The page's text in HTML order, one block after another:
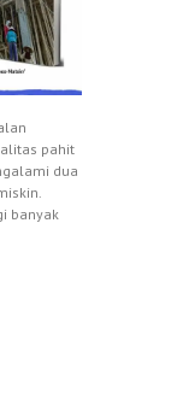
pahit
dua
banyak